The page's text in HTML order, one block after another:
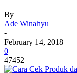
By
Ade Winahyu
-
February 14, 2018
0
47452